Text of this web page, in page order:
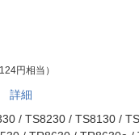
合せ
124円相当）
詳細
/ TS8230 / TS8130 /